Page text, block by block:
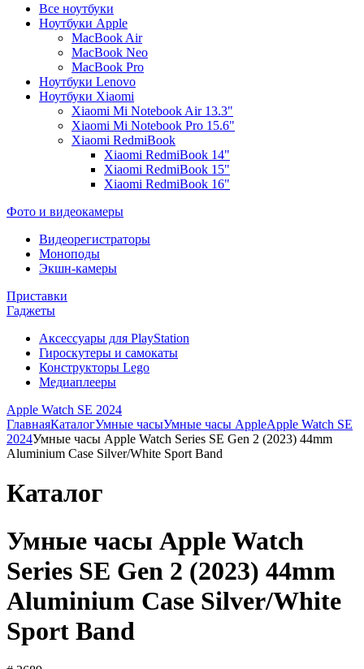
Все ноутбуки
Ноутбуки Apple
MacBook Air
MacBook Neo
MacBook Pro
Ноутбуки Lenovo
Ноутбуки Xiaomi
Xiaomi Mi Notebook Air 13.3"
Xiaomi Mi Notebook Pro 15.6"
Xiaomi RedmiBook
Xiaomi RedmiBook 14"
Xiaomi RedmiBook 15"
Xiaomi RedmiBook 16"
Фото и видеокамеры
Видеорегистраторы
Моноподы
Экшн-камеры
Приставки
Гаджеты
Аксессуары для PlayStation
Гироскутеры и самокаты
Конструкторы Lego
Медиаплееры
Apple Watch SE 2024
ГлавнаяКаталогУмные часыУмные часы AppleApple Watch SE
2024Умные часы Apple Watch Series SE Gen 2 (2023) 44mm
Aluminium Case Silver/White Sport Band
Каталог
Умные часы Apple Watch
Series SE Gen 2 (2023) 44mm
Aluminium Case Silver/White
Sport Band